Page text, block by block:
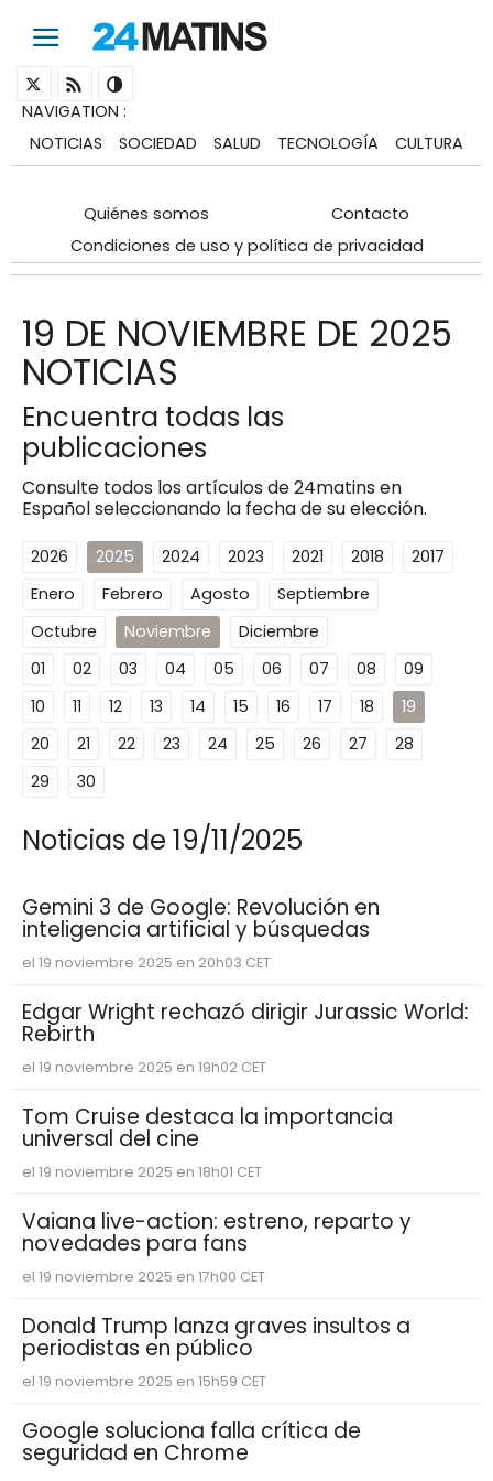
NAVIGATION :
NOTICIAS
SOCIEDAD SALUD TECNOLOGÍA CULTURA
Quiénes somos
Contacto
Condiciones de uso y política de privacidad
19 DE NOVIEMBRE DE 2025
NOTICIAS
Encuentra todas las
publicaciones
Consulte todos los artículos de 24matins en
Español seleccionando la fecha de su elección.
2026 2025 2024 2023 2021 2018
2017
Enero
Febrero Agosto
Septiembre
Octubre
Noviembre
Diciembre
01
02 03 04 05 06 07 08
09
10
11 12 13 14 15 16 17 18
19
20
21 22 23 24 25 26 27
28
29
30
Noticias de 19/11/2025
Gemini 3 de Google: Revolución en
inteligencia artificial y búsquedas
el 19 noviembre 2025 en 20h03 CET
Edgar Wright rechazó dirigir Jurassic World:
Rebirth
el 19 noviembre 2025 en 19h02 CET
Tom Cruise destaca la importancia
universal del cine
el 19 noviembre 2025 en 18h01 CET
Vaiana live-action: estreno, reparto y
novedades para fans
el 19 noviembre 2025 en 17h00 CET
Donald Trump lanza graves insultos a
periodistas en público
el 19 noviembre 2025 en 15h59 CET
Google soluciona falla crítica de
seguridad en Chrome